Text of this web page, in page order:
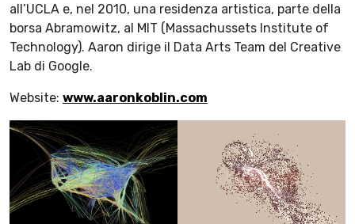
all’UCLA e, nel 2010, una residenza artistica, parte della
borsa Abramowitz, al MIT (Massachussets Institute of
Technology). Aaron dirige il Data Arts Team del Creative
Lab di Google.
Website: www.aaronkoblin.com